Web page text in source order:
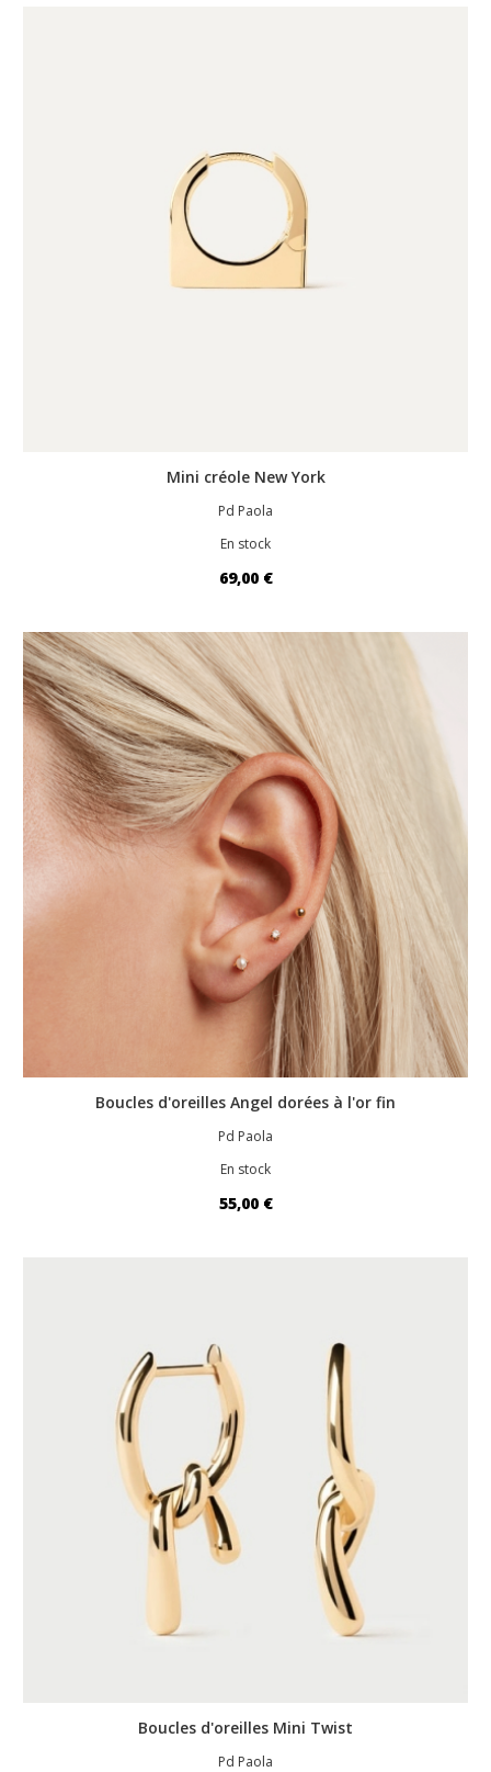
Mini créole New York
Pd Paola
En stock
69,00 €
Boucles d'oreilles Angel dorées à l'or fin
Pd Paola
En stock
55,00 €
Boucles d'oreilles Mini Twist
Pd Paola